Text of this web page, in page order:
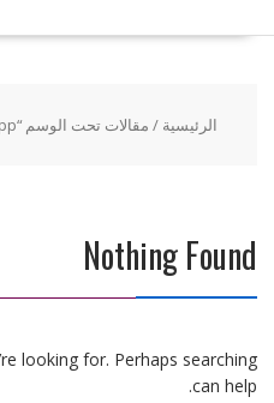
الرئيسية / مقالات تحت الوسم “milky way online casino app”
Nothing Found
looking for. Perhaps searching
can help.